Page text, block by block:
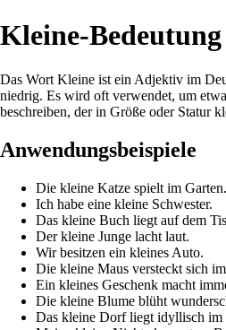
Kleine-Bedeutung
Das Wort Kleine ist ein Adjektiv im
niedrig. Es wird oft verwendet, um
beschreiben, der in Größe oder Statur
Anwendungsbeispiele
Die kleine Katze spielt im Garten.
Ich habe eine kleine Schwester.
Das kleine Buch liegt auf dem
Der kleine Junge lacht laut.
Wir besitzen ein kleines Auto.
Die kleine Maus versteckt sich
Ein kleines Geschenk macht
Die kleine Blume blüht
Das kleine Dorf liegt idyllisch im